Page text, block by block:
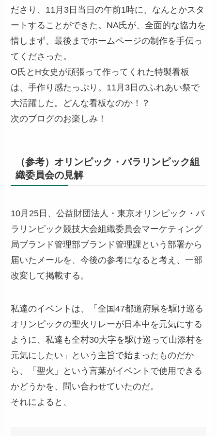
ださり、11月3日当日の午前1時に、なんとかスタ
ートすることができた。NA氏が、全面的な協力を
惜しまず、最後までホームページの制作を手伝っ
てくださった。
O氏とH女史が頑張って作ってくれた特製看板
は、手作り感たっぷり。11月3日のふれあい祭で
大活躍した。どんな看板なのか！？
次のブログのお楽しみ！
（参考）オリンピック・パラリンピック組
織委員会の見解
10月25日、公益財団法人・東京オリンピック・パ
ラリンピック競技大会組織委員会マーケティング
局ブランド管理部ブランド管理課という部署から
届いたメールを、今後の参考になると考え、一部
改変して掲載する。
私達のイベントは、「全国47都道府県を駆け巡る
オリンピックの聖火リレーが日本中を元気にする
ように、私達も全村30大字を駆け巡って山添村を
元気にしたい」という主旨で始まったものだか
ら、「聖火」という言葉がイベントで使用できる
かどうかを、問い合わせていたのだ。
それによると、